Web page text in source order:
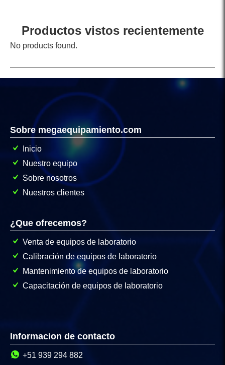
Productos vistos recientemente
No products found.
Sobre megaequipamiento.com
Inicio
Nuestro equipo
Sobre nosotros
Nuestros clientes
¿Que ofrecemos?
Venta de equipos de laboratorio
Calibración de equipos de laboratorio
Mantenimiento de equipos de laboratorio
Capacitación de equipos de laboratorio
Informacion de contacto
+51 939 294 882